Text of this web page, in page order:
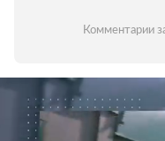
Комментарии